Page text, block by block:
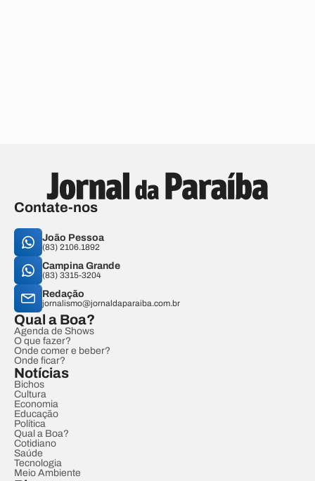
Contate-nos
João Pessoa
(83) 2106.1892
Campina Grande
(83) 3315-3204
Redação
jornalismo@jornaldaparaiba.com.br
Qual a Boa?
Agenda de Shows
O que fazer?
Onde comer e beber?
Onde ficar?
Notícias
Bichos
Cultura
Economia
Educação
Política
Qual a Boa?
Cotidiano
Saúde
Tecnologia
Meio Ambiente